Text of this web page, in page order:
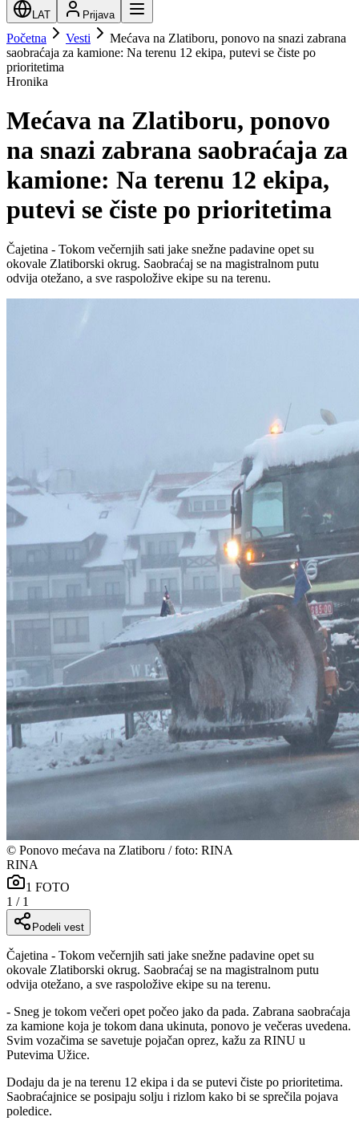
LAT Prijava
Početna Vesti
Mećava na Zlatiboru, ponovo na snazi zabrana
saobraćaja za kamione: Na terenu 12 ekipa, putevi se čiste po
prioritetima
Hronika
Mećava na Zlatiboru, ponovo
na snazi zabrana saobraćaja za
kamione: Na terenu 12 ekipa,
putevi se čiste po prioritetima
Čajetina - Tokom večernjih sati jake snežne padavine opet su
okovale Zlatiborski okrug. Saobraćaj se na magistralnom putu
odvija otežano, a sve raspoložive ekipe su na terenu.
© Ponovo mećava na Zlatiboru / foto: RINA
RINA
1 FOTO
1 / 1
Podeli vest
Čajetina - Tokom večernjih sati jake snežne padavine opet su
okovale Zlatiborski okrug. Saobraćaj se na magistralnom putu
odvija otežano, a sve raspoložive ekipe su na terenu.
- Sneg je tokom večeri opet počeo jako da pada. Zabrana saobraćaja
za kamione koja je tokom dana ukinuta, ponovo je večeras uvedena.
Svim vozačima se savetuje pojačan oprez, kažu za RINU u
Putevima Užice.
Dodaju da je na terenu 12 ekipa i da se putevi čiste po prioritetima.
Saobraćajnice se posipaju solju i rizlom kako bi se sprečila pojava
poledice.